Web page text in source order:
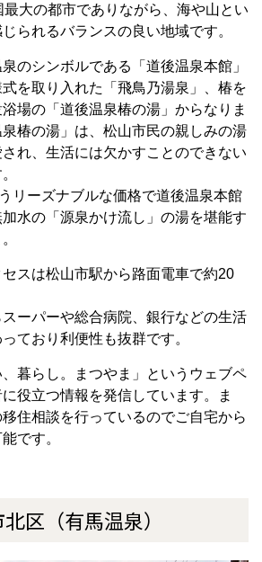
最大の都市でありながら、海や山とい
られるバランスの良い地域です。
のシンボルである「道後温泉本館」
を取り入れた「飛鳥乃湯泉」、椿を
場の「道後温泉椿の湯」からなりま
椿の湯」は、松山市民の親しみの湯
れ、生活には欠かすことのできない
リーズナブルな価格で道後温泉本館
水の「源泉かけ流し」の湯を堪能す
スは松山市駅から路面電車で約20
ーパーや総合病院、銀行などの生活
ており利便性も抜群です。
暮らし。まつやま」というウェブペ
役立つ情報を発信しています。ま
住相談を行っているのでご自宅から
です。
区（有馬温泉）